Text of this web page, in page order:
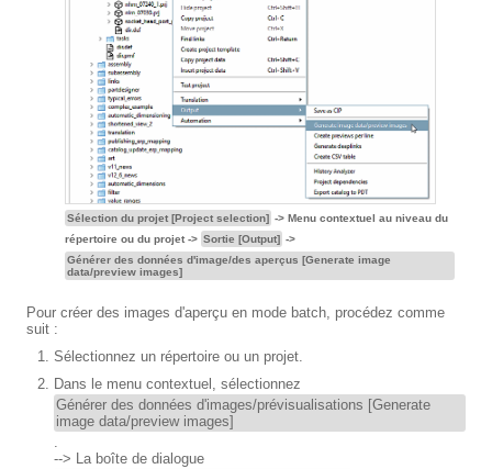
Sélection du projet [Project selection] -> Menu contextuel au niveau du
répertoire ou du projet -> Sortie [Output] ->
Générer des données d'image/des aperçus [Generate image
data/preview images]
Pour créer des images d'aperçu en mode batch, procédez comme
suit :
Sélectionnez un répertoire ou un projet.
Dans le menu contextuel, sélectionnez
Générer des données d'images/prévisualisations [Generate
image data/preview images]
--> La boîte de dialogue